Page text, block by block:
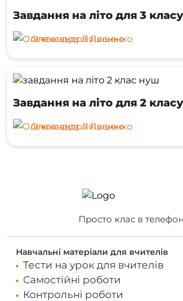
Завдання на літо для 3 класу
Олександра Ляшенко
Завдання на літо для 2 класу
Олександра Ляшенко
Просто клас в
Навчальні матеріали для вчителів
Тести на урок для вчителів
Самостійні роботи
Контрольні роботи